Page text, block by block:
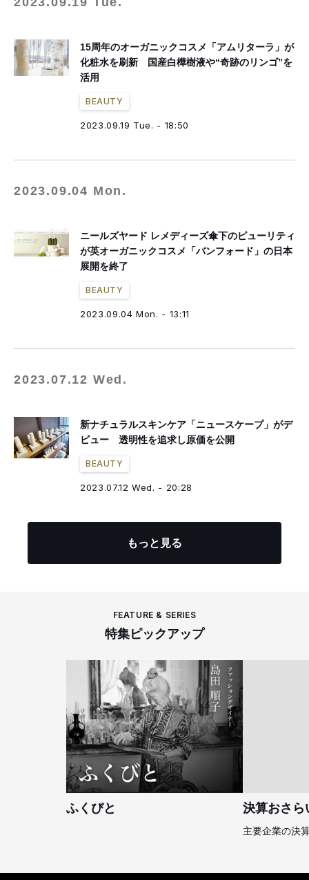
15周年のオーガニックコスメ「アムリターラ」が
化粧水を刷新 国産白樺樹液や“奇跡のリンゴ”を
活用
BEAUTY
2023.09.19 Tue. - 18:50
2023.09.04 Mon.
ニールズヤード レメディーズ傘下のピューリティ
が英オーガニックコスメ「バンフォード」の日本
展開を終了
BEAUTY
2023.09.04 Mon. - 13:11
2023.07.12 Wed.
新ナチュラルスキンケア「ニュースケープ」がデ
ビュー 透明性を追求し原価を公開
BEAUTY
2023.07.12 Wed. - 20:28
もっと見る
FEATURE & SERIES
特集ピックアップ
ふくびと 決算おさら
主要企業の決